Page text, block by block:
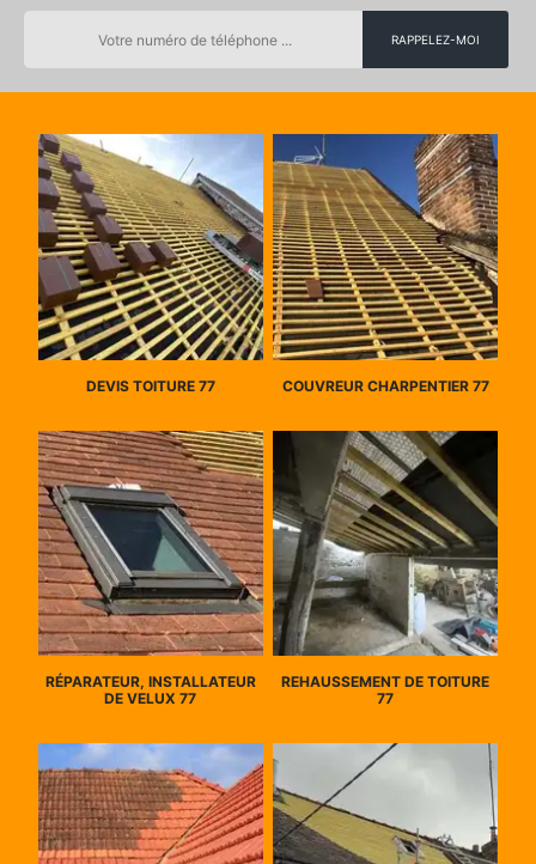
DEVIS TOITURE 77 COUVREUR CHARPENTIER 77
RÉPARATEUR, INSTALLATEUR
DE VELUX 77
REHAUSSEMENT DE TOITURE
77